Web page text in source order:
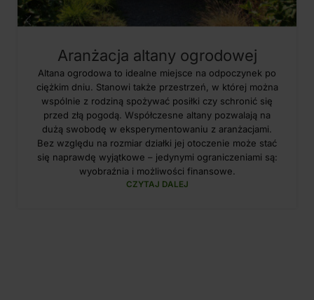
Aranżacja altany ogrodowej
Altana ogrodowa to idealne miejsce na odpoczynek po
ciężkim dniu. Stanowi także przestrzeń, w której można
wspólnie z rodziną spożywać posiłki czy schronić się
przed złą pogodą. Współczesne altany pozwalają na
dużą swobodę w eksperymentowaniu z aranżacjami.
Bez względu na rozmiar działki jej otoczenie może stać
się naprawdę wyjątkowe – jedynymi ograniczeniami są:
wyobraźnia i możliwości finansowe.
CZYTAJ DALEJ